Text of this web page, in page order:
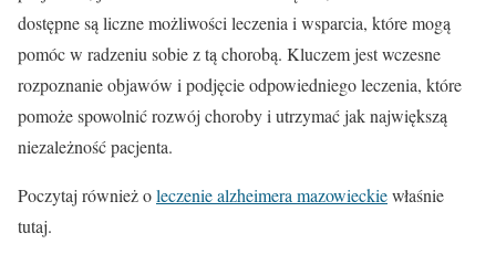
dostępne są liczne możliwości leczenia i wsparcia, które mogą
pomóc w radzeniu sobie z tą chorobą. Kluczem jest wczesne
rozpoznanie objawów i podjęcie odpowiedniego leczenia, które
pomoże spowolnić rozwój choroby i utrzymać jak największą
niezależność pacjenta.
Poczytaj również oleczenie alzheimera mazowieckiewłaśnie
tutaj.